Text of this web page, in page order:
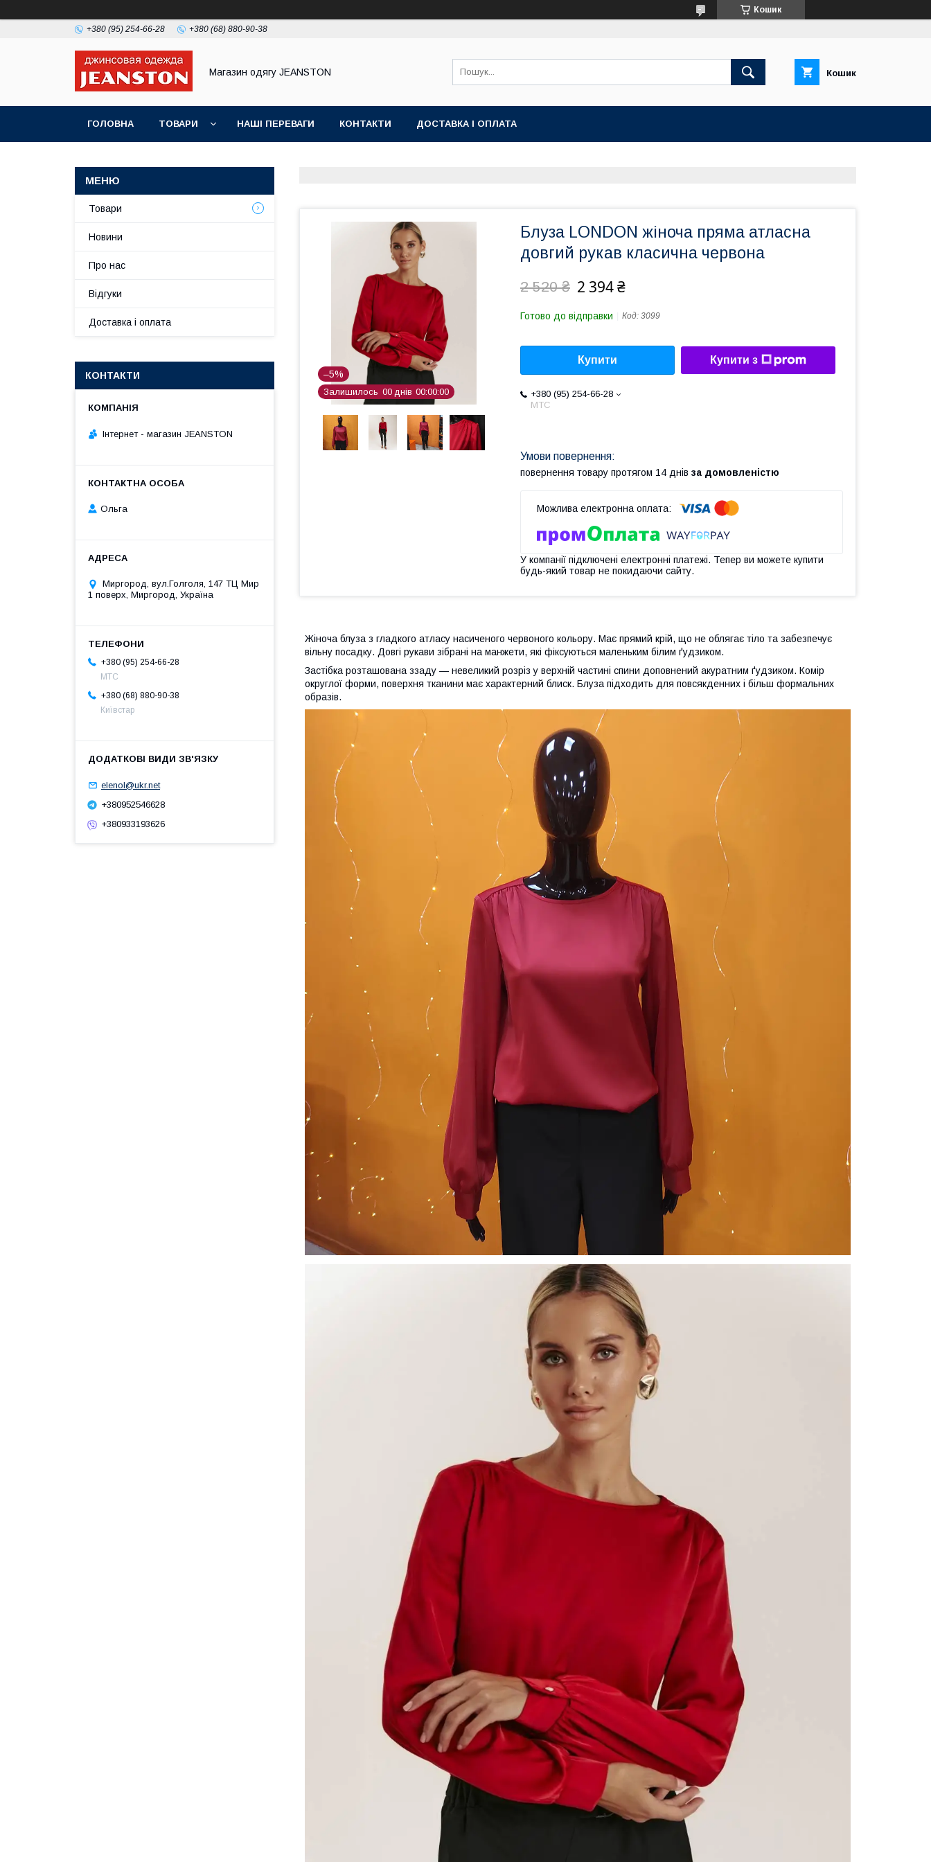
Кошик
+380 (95) 254-66-28 +380 (68) 880-90-38
Магазин одягу JEANSTON Кошик
ГОЛОВНА ТОВАРИ НАШІ ПЕРЕВАГИ КОНТАКТИ ДОСТАВКА І ОПЛАТА
–5%
Залишилось 00 днів 00 00 00
Блуза LONDON жіноча пряма атласна
довгий рукав класична червона
2 520 ₴ 2 394 ₴
Готово до відправки Код: 3099
Купити Купити з
+380 (95) 254-66-28
МТС
повернення товару протягом 14 днів за домовленістю
У компанії підключені електронні платежі. Тепер ви можете купити
будь-який товар не покидаючи сайту.
Жіноча блуза з гладкого атласу насиченого червоного кольору. Має прямий крій, що не облягає тіло та забезпечує
вільну посадку. Довгі рукави зібрані на манжети, які фіксуються маленьким білим ґудзиком.
Застібка розташована ззаду — невеликий розріз у верхній частині спини доповнений акуратним ґудзиком. Комір
округлої форми, поверхня тканини має характерний блиск. Блуза підходить для повсякденних і більш формальних
образів.
Товари
Новини
Про нас
Відгуки
Доставка і оплата
КОНТАКТИ
Інтернет - магазин JEANSTON
Ольга
Миргород, вул.Голголя, 147 ТЦ Мир
1 поверх, Миргород, Україна
+380 (95) 254-66-28
МТС
+380 (68) 880-90-38
Київстар
elenol@ukr.net
+380952546628
+380933193626